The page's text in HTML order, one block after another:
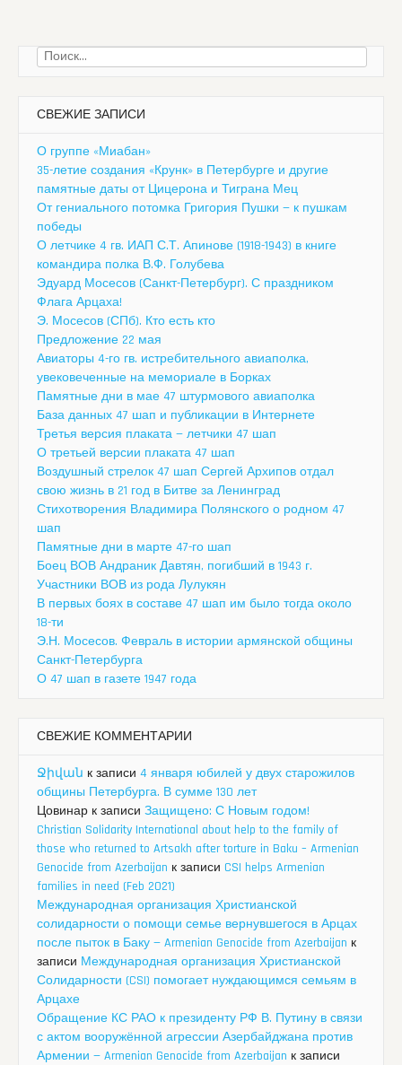
Найти:
СВЕЖИЕ ЗАПИСИ
О группе «Миабан»
35-летие создания «Крунк» в Петербурге и другие
памятные даты от Цицерона и Тиграна Мец
От гениального потомка Григория Пушки — к пушкам
победы
О летчике 4 гв. ИАП С.Т. Апинове (1918-1943) в книге
командира полка В.Ф. Голубева
Эдуард Мосесов (Санкт-Петербург). С праздником
Флага Арцаха!
Э. Мосесов (СПб). Кто есть кто
Предложение 22 мая
Авиаторы 4-го гв. истребительного авиаполка,
увековеченные на мемориале в Борках
Памятные дни в мае 47 штурмового авиаполка
База данных 47 шап и публикации в Интернете
Третья версия плаката — летчики 47 шап
О третьей версии плаката 47 шап
Воздушный стрелок 47 шап Сергей Архипов отдал
свою жизнь в 21 год в Битве за Ленинград
Стихотворения Владимира Полянского о родном 47
шап
Памятные дни в марте 47-го шап
Боец ВОВ Андраник Давтян, погибший в 1943 г.
Участники ВОВ из рода Лулукян
В первых боях в составе 47 шап им было тогда около
18-ти
Э.Н. Мосесов. Февраль в истории армянской общины
Санкт-Петербурга
О 47 шап в газете 1947 года
СВЕЖИЕ КОММЕНТАРИИ
Ջիվան к записи 4 января юбилей у двух старожилов
общины Петербурга. В сумме 130 лет
Цовинар к записи Защищено: С Новым годом!
Christian Solidarity International about help to the family of
those who returned to Artsakh after torture in Baku – Armenian
Genocide from Azerbaijan к записи CSI helps Armenian
families in need (Feb 2021)
Международная организация Христианской
солидарности о помощи семье вернувшегося в Арцах
после пыток в Баку — Armenian Genocide from Azerbaijan к
записи Международная организация Христианской
Солидарности (CSI) помогает нуждающимся семьям в
Арцахе
Обращение КС РАО к президенту РФ В. Путину в связи
с актом вооружённой агрессии Азербайджана против
Армении — Armenian Genocide from Azerbaijan к записи